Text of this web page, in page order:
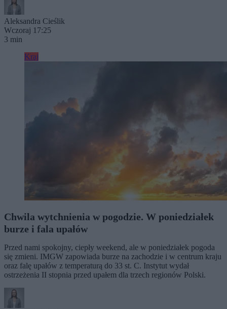
Aleksandra Cieślik
Wczoraj 17:25
3 min
Kraj
Chwila wytchnienia w pogodzie. W poniedziałek
burze i fala upałów
Przed nami spokojny, ciepły weekend, ale w poniedziałek pogoda
się zmieni. IMGW zapowiada burze na zachodzie i w centrum kraju
oraz falę upałów z temperaturą do 33 st. C. Instytut wydał
ostrzeżenia II stopnia przed upałem dla trzech regionów Polski.